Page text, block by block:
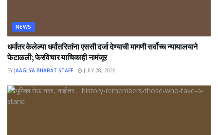
NEWS
धर्मांतर केलेल्या धर्मांतरितांना एससी दर्जा देण्याची मागणी सर्वोच्च न्यायालयाने
फेटाळली; फेरविचार याचिकाही नामंजूर
BY JAAGLYA BHARAT STAFF JULY 28, 2026